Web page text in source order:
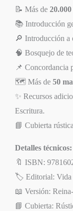
📝 Más de
📚 Introducción
🔎 Introducción a
🧠 Bosquejo de
📌 Concordancia
🗺️ Más de 50
✨ Recursos
Escritura.
📘 Cubierta
Detalles técnicos:
🔖 ISBN:
🏷️ Editorial: Vida
📖 Versión:
📘 Cubierta: